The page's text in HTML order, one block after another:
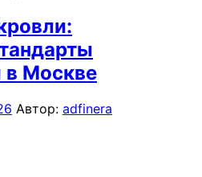
в Москве
Автор: adfinera